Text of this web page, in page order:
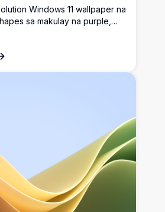
Windows 11 wallpaper na
sa makulay na purple,
visual appeal.